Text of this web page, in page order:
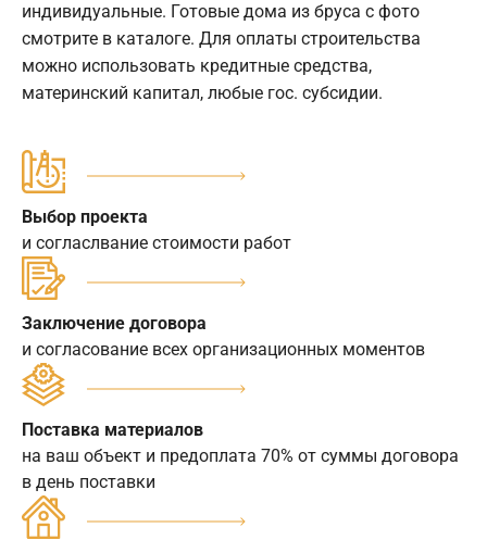
индивидуальные. Готовые дома из бруса с фото
смотрите в каталоге. Для оплаты строительства
можно использовать кредитные средства,
материнский капитал, любые гос. субсидии.
Выбор проекта
и согласлвание стоимости работ
Заключение договора
и согласование всех организационных моментов
Поставка материалов
на ваш объект и предоплата 70% от суммы договора
в день поставки